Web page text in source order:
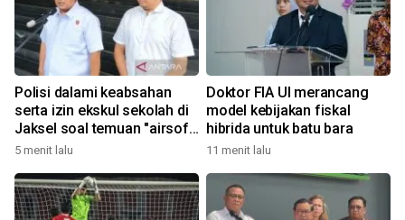
Polisi dalami keabsahan
serta izin ekskul sekolah di
Jaksel soal temuan "airsoft
gun"
5 menit lalu
Doktor FIA UI merancang
model kebijakan fiskal
hibrida untuk batu bara
11 menit lalu